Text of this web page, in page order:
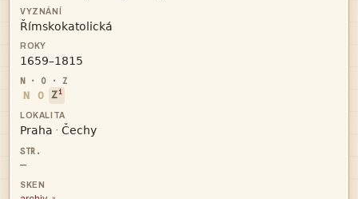


N O Zi
 · 
—